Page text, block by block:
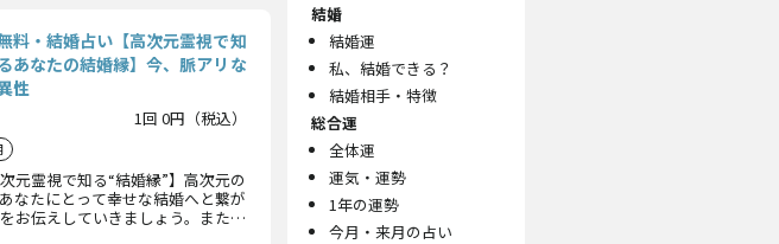
料・結婚占い【高次元霊視で知
あなたの結婚縁】今、脈アリな
性
1回 0円（税込）
元霊視で知る“結婚縁”】高次元の
なたにとって幸せな結婚へと繋が
お伝えしていきましょう。また、
結婚
結婚運
私、結婚できる？
結婚相手・特徴
総合運
全体運
運気・運勢
1年の運勢
今月・来月の占い